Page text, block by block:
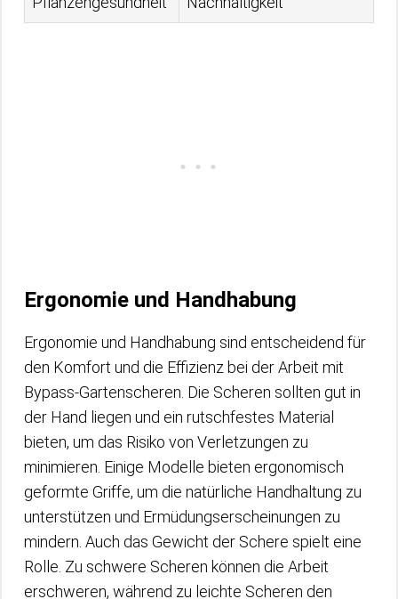
Ergonomie und Handhabung
Ergonomie und Handhabung sind entscheidend für
den Komfort und die Effizienz bei der Arbeit mit
Bypass-Gartenscheren. Die Scheren sollten gut in
der Hand liegen und ein rutschfestes Material
bieten, um das Risiko von Verletzungen zu
minimieren. Einige Modelle bieten ergonomisch
geformte Griffe, um die natürliche Handhaltung zu
unterstützen und Ermüdungserscheinungen zu
mindern. Auch das Gewicht der Schere spielt eine
Rolle. Zu schwere Scheren können die Arbeit
erschweren, während zu leichte Scheren den